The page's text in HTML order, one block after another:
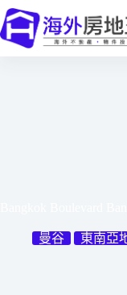
跳
至
曼谷 東南亞